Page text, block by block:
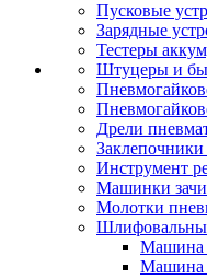
Пусковые
Зарядные
Тестеры
Штуцеры и
Дрели
Инструмент
Машинки
Молотки
Машина
Машина